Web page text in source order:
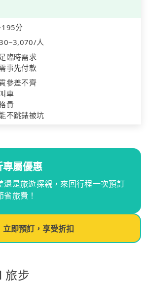
分
人
臨時需求
事先付款
參差不齊
車
貴
不跳錶被坑
專屬優惠
還是旅遊探親，來回行程一次預訂
旅費！
立即預訂，享受折扣
旅步